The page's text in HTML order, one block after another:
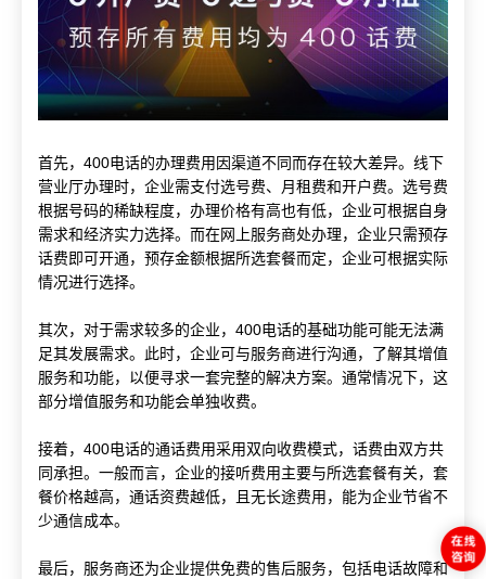
首先，400电话的办理费用因渠道不同而存在较大差异。线下
营业厅办理时，企业需支付选号费、月租费和开户费。选号费
根据号码的稀缺程度，办理价格有高也有低，企业可根据自身
需求和经济实力选择。而在网上服务商处办理，企业只需预存
话费即可开通，预存金额根据所选套餐而定，企业可根据实际
情况进行选择。
其次，对于需求较多的企业，400电话的基础功能可能无法满
足其发展需求。此时，企业可与服务商进行沟通，了解其增值
服务和功能，以便寻求一套完整的解决方案。通常情况下，这
部分增值服务和功能会单独收费。
接着，400电话的通话费用采用双向收费模式，话费由双方共
同承担。一般而言，企业的接听费用主要与所选套餐有关，套
餐价格越高，通话资费越低，且无长途费用，能为企业节省不
少通信成本。
最后，服务商还为企业提供免费的售后服务，包括电话故障和